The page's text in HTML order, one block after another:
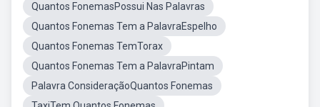
Quantos FonemasPossui Nas Palavras
Quantos Fonemas Tem a PalavraEspelho
Quantos Fonemas TemTorax
Quantos Fonemas Tem a PalavraPintam
Palavra ConsideraçãoQuantos Fonemas